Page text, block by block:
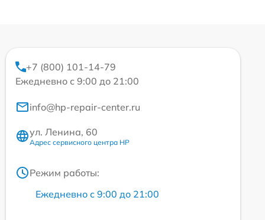
+7 (800) 101-14-79
Ежедневно с 9:00 до 21:00
info@hp-repair-center.ru
ул. Ленина, 60
Адрес сервисного центра HP
Режим работы:
Ежедневно с 9:00 до 21:00